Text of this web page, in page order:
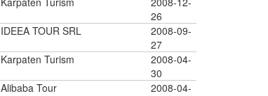
26
IDEEA TOUR SRL
2008-09-
27
Karpaten Turism
2008-04-
30
Alibaba Tour
2008-04-